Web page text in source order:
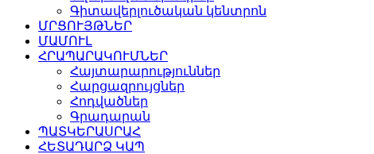
Գիտավերլուծական կենտրոն
ՄՐՑՈՒՅԹՆԵՐ
ՄԱՄՈՒԼ
ՀՐԱՊԱՐԱԿՈՒՄՆԵՐ
Հայտարարություններ
Հարցազրույցներ
Հոդվածներ
Գրադարան
ՊԱՏԿԵՐԱՍՐԱՀ
ՀԵՏԱԴԱՐՁ ԿԱՊ